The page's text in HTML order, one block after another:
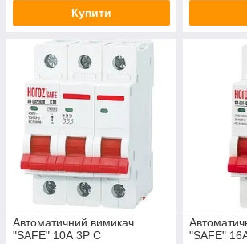
Купити
Автоматичний вимикач
"SAFE" 10А 3P С
"SAFE"